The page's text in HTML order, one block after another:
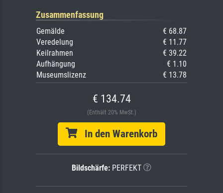
Zusammenfassung
Gemälde
€ 68.87
Veredelung
€ 11.77
Keilrahmen
€ 39.22
Aufhängung
€ 1.10
Museumslizenz
€ 13.78
€ 134.74
(Enthält 20% MwSt.)
In den Warenkorb
Bildschärfe: PERFEKT